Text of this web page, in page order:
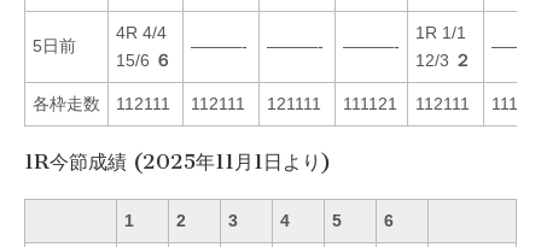
5日前
4R 4/4
15/6 ６
———- ———- ———-
1R 1/1
12/3 ２
各枠走数 112111 112111 121111 111121 112111
1R今節成績 (2025年11月1日より)
1 2 3 4 5 6